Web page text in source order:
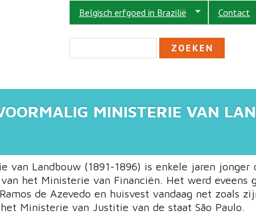
Belgisch erfgoed in Brazilië Contact
ZOEKVELD
MINISTERIE VAN
van Landbouw (1891-1896) is enkele jaren jonger
het Ministerie van Financiën. Het werd eveens
de Azevedo en huisvest vandaag net zoals
Ministerie van Justitie van de staat São Paulo.